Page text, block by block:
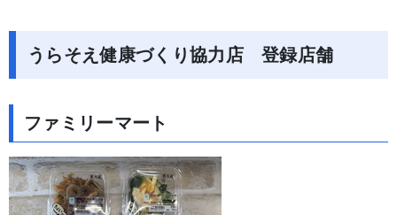
うらそえ健康づくり協力店 登録店舗
ファミリーマート